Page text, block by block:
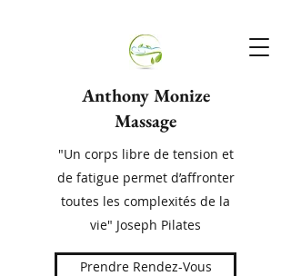
Anthony Monize
Massage
"Un corps libre de tension et
de fatigue permet d’affronter
toutes les complexités de la
vie" Joseph Pilates
Prendre Rendez-Vous